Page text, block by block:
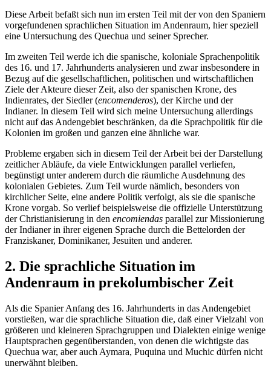
Diese Arbeit befaßt sich nun im ersten Teil mit der von den Spaniern
vorgefundenen sprachlichen Situation im Andenraum, hier speziell
eine Untersuchung des Quechua und seiner Sprecher.
Im zweiten Teil werde ich die spanische, koloniale Sprachenpolitik
des 16. und 17. Jahrhunderts analysieren und zwar insbesondere in
Bezug auf die gesellschaftlichen, politischen und wirtschaftlichen
Ziele der Akteure dieser Zeit, also der spanischen Krone, des
Indienrates, der Siedler (encomenderos), der Kirche und der
Indianer. In diesem Teil wird sich meine Untersuchung allerdings
nicht auf das Andengebiet beschränken, da die Sprachpolitik für die
Kolonien im großen und ganzen eine ähnliche war.
Probleme ergaben sich in diesem Teil der Arbeit bei der Darstellung
zeitlicher Abläufe, da viele Entwicklungen parallel verliefen,
begünstigt unter anderem durch die räumliche Ausdehnung des
kolonialen Gebietes. Zum Teil wurde nämlich, besonders von
kirchlicher Seite, eine andere Politik verfolgt, als sie die spanische
Krone vorgab. So verlief beispielsweise die offizielle Unterstützung
der Christianisierung in den encomiendas parallel zur Missionierung
der Indianer in ihrer eigenen Sprache durch die Bettelorden der
Franziskaner, Dominikaner, Jesuiten und anderer.
2. Die sprachliche Situation im
Andenraum in prekolumbischer Zeit
Als die Spanier Anfang des 16. Jahrhunderts in das Andengebiet
vorstießen, war die sprachliche Situation die, daß einer Vielzahl von
größeren und kleineren Sprachgruppen und Dialekten einige wenige
Hauptsprachen gegenüberstanden, von denen die wichtigste das
Quechua war, aber auch Aymara, Puquina und Muchic dürfen nicht
unerwähnt bleiben.